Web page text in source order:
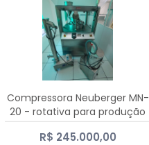
Compressora Neuberger MN-
20 - rotativa para produção
de comprimidos
R$ 245.000,00